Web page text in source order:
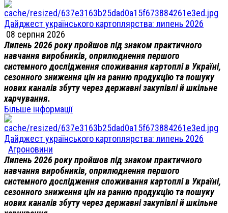
Дайджест українського картоплярства: липень 2026
08 серпня 2026
Липень 2026 року пройшов під знаком практичного
навчання виробників, оприлюднення першого
системного дослідження споживання картоплі в Україні,
сезонного зниження цін на ранню продукцію та пошуку
нових каналів збуту через державні закупівлі й шкільне
харчування.
Більше інформації
Дайджест українського картоплярства: липень 2026
Агроновини
Липень 2026 року пройшов під знаком практичного
навчання виробників, оприлюднення першого
системного дослідження споживання картоплі в Україні,
сезонного зниження цін на ранню продукцію та пошуку
нових каналів збуту через державні закупівлі й шкільне